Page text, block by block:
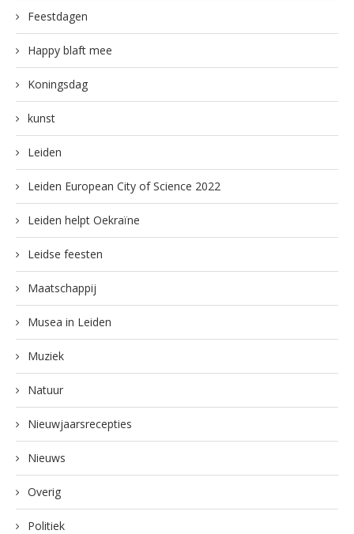
Feestdagen
Happy blaft mee
Koningsdag
kunst
Leiden
Leiden European City of Science 2022
Leiden helpt Oekraïne
Leidse feesten
Maatschappij
Musea in Leiden
Muziek
Natuur
Nieuwjaarsrecepties
Nieuws
Overig
Politiek